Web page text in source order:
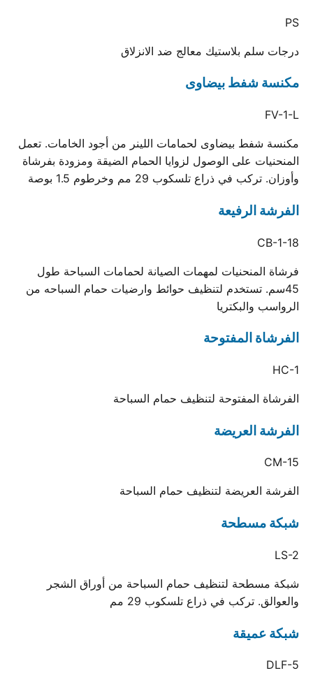
PS
درجات سلم بلاستيك معالج ضد الانزلاق
مكنسة شفط بيضاوى
FV-1-L
مكنسة شفط بيضاوى لحمامات اللينر من أجود الخامات. تعمل
المنحنيات على الوصول لزوايا الحمام الضيقة ومزودة بفرشاة
وأوزان. تركب في ذراع تلسكوب 29 مم وخرطوم 1.5 بوصة
الفرشة الرفيعة
CB-1-18
فرشاة المنحنيات لمهمات الصيانة لحمامات السباحة طول
45سم. تستخدم لتنظيف حوائط وارضيات حمام السباحه من
الرواسب والبكتريا
الفرشاة المفتوحة
HC-1
الفرشاة المفتوحة لتنظيف حمام السباحة
الفرشة العريضة
CM-15
الفرشة العريضة لتنظيف حمام السباحة
شبكة مسطحة
LS-2
شبكة مسطحة لتنظيف حمام السباحة من أوراق الشجر
والعوالق. تركب في ذراع تلسكوب 29 مم
شبكة عميقة
DLF-5